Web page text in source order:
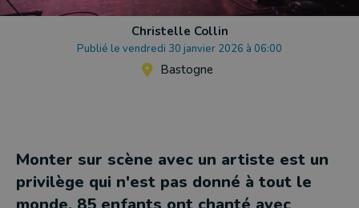
Christelle Collin
Publié le vendredi 30 janvier 2026 à 06:00
Bastogne
Monter sur scène avec un artiste est un
privilège qui n'est pas donné à tout le